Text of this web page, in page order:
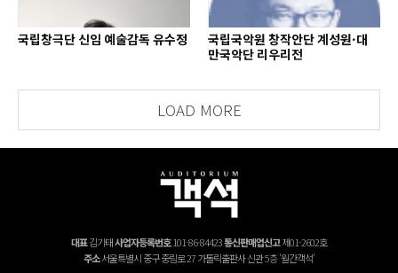
국립창극단 신임 예술감독 유수정
국립국악원 창작안단 계성원·대
만국악단 리우리전
LOAD MORE
대표김기태사업자등록번호101-86-84423통신판매업신고제01-2602호
주소서울특별시 중구 중림로 27 가톨릭출판사 신관 5층 '월간객석'